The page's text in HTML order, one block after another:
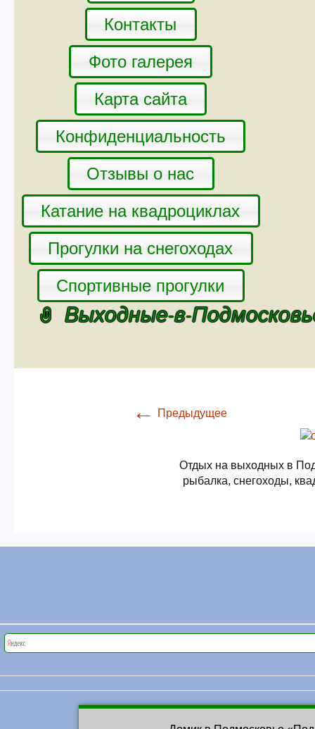
Контакты
Фото галерея
Карта сайта
Конфиденциальность
Отзывы о нас
Катание на квадроциклах
Прогулки на снегоходах
Спортивные прогулки
Выходные-в-
← Предыдущее
Отдых на выходных в
рыбалка, снегоходы,